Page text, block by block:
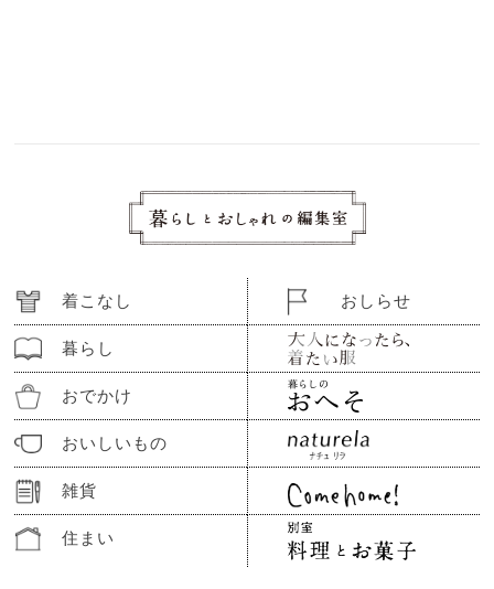
着こなし
暮らし
おでかけ
おいしいもの
雑貨
住まい
おしらせ